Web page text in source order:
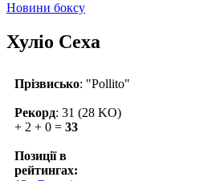
Новини боксу
Хуліо Сеха
Прізвисько: "Pollito"
Рекорд: 31 (28 KO)
+ 2 + 0 = 33
Позиції в
рейтингах: